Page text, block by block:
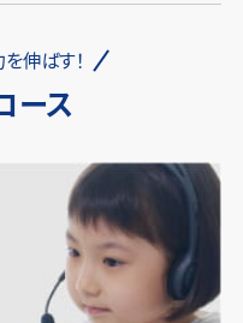
伸ばす！
ース